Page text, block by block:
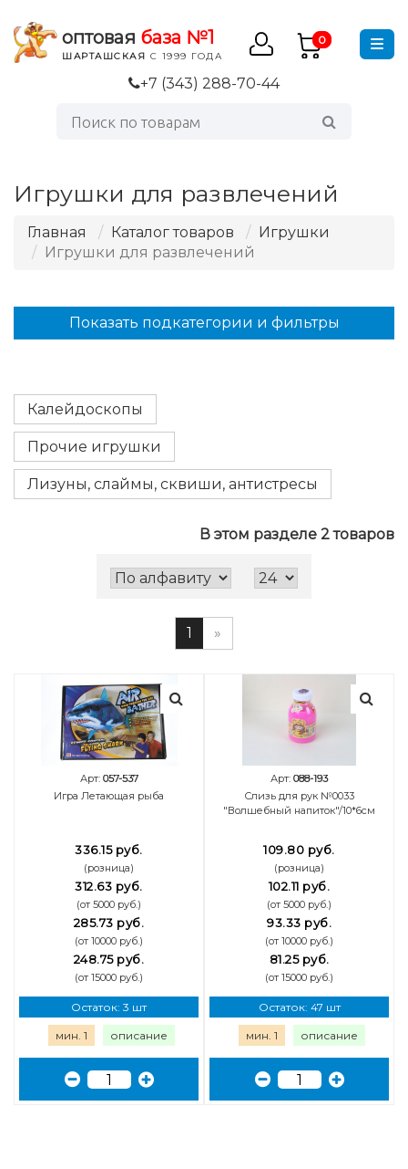
оптовая база №1
ШАРТАШСКАЯ С 1999 ГОДА
0
+7 (343) 288-70-44
Игрушки для развлечений
Главная Каталог товаров
Игрушки
Игрушки для развлечений
Калейдоскопы
Прочие игрушки
Лизуны, слаймы, сквиши, антистресы
В этом разделе 2 товаров
1 »
Арт: 057-537
Игра Летающая рыба
336.15 руб.
(розница)
312.63 руб.
(от 5000 руб.)
285.73 руб.
(от 10000 руб.)
248.75 руб.
(от 15000 руб.)
Остаток: 3 шт
мин. 1 описание
Арт: 088-193
Слизь для рук №0033
"Волшебный напиток"/10*6см
109.80 руб.
(розница)
102.11 руб.
(от 5000 руб.)
93.33 руб.
(от 10000 руб.)
81.25 руб.
(от 15000 руб.)
Остаток: 47 шт
мин. 1 описание
Показать подкатегории и фильтры